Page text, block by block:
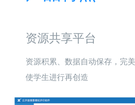
资源共享平台
资源积累、数据自动保存，完
使学生进行再创造